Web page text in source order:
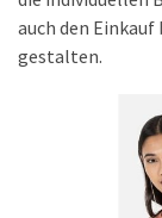
auch den
gestalten.